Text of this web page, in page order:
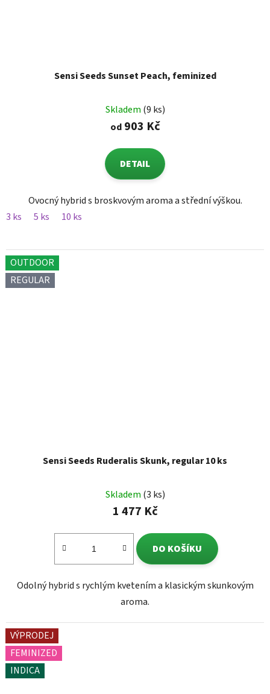
Sensi Seeds Sunset Peach, feminized
Skladem (9 ks)
od903 Kč
DETAIL
Ovocný hybrid s broskvovým aroma a střední výškou.
3 ks
5 ks 10 ks
OUTDOOR
REGULAR
Sensi Seeds Ruderalis Skunk, regular 10 ks
Skladem (3 ks)
1 477 Kč
DO KOŠÍKU
Odolný hybrid s rychlým kvetením a klasickým skunkovým
aroma.
VÝPRODEJ
FEMINIZED
INDICA